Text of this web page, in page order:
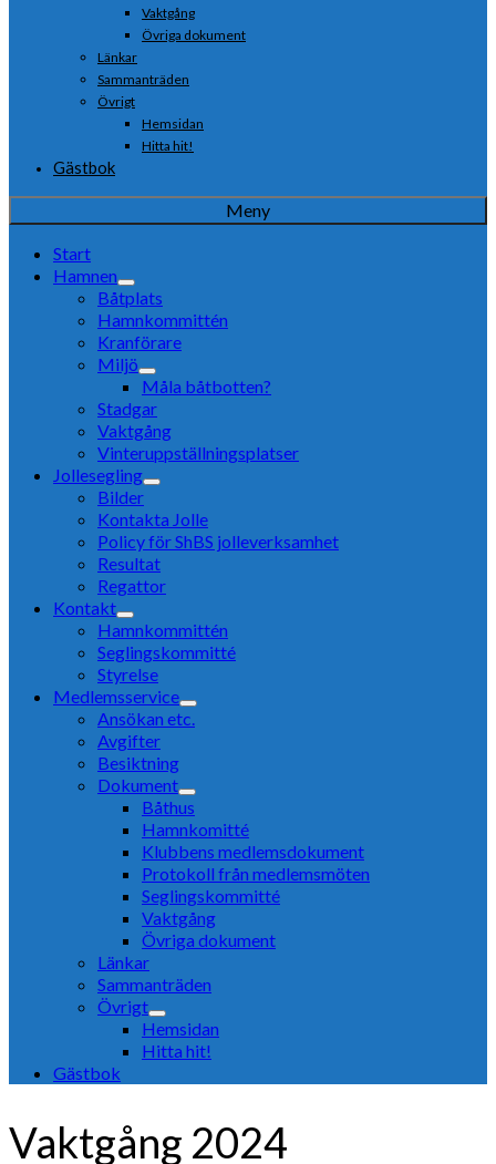
Vaktgång
Övriga dokument
Länkar
Sammanträden
Övrigt
Hemsidan
Hitta hit!
Gästbok
Meny
Start
Hamnen
Båtplats
Hamnkommittén
Kranförare
Miljö
Måla båtbotten?
Stadgar
Vaktgång
Vinteruppställningsplatser
Jollesegling
Bilder
Kontakta Jolle
Policy för ShBS jolleverksamhet
Resultat
Regattor
Kontakt
Hamnkommittén
Seglingskommitté
Styrelse
Medlemsservice
Ansökan etc.
Avgifter
Besiktning
Dokument
Båthus
Hamnkomitté
Klubbens medlemsdokument
Protokoll från medlemsmöten
Seglingskommitté
Vaktgång
Övriga dokument
Länkar
Sammanträden
Övrigt
Hemsidan
Hitta hit!
Gästbok
Vaktgång 2024